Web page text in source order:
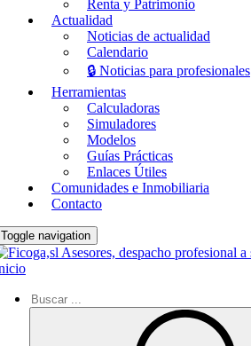
Renta y Patrimonio
Actualidad
Noticias de actualidad
Calendario
🔒 Noticias para profesionales
Herramientas
Calculadoras
Simuladores
Modelos
Guías Prácticas
Enlaces Útiles
Comunidades e Inmobiliaria
Contacto
Toggle navigation